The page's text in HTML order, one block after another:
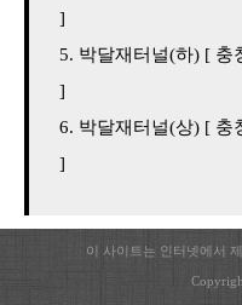
]
박달재터널(하) [ 충
]
박달재터널(상) [ 충
]
이 사이트는 인터넷에서